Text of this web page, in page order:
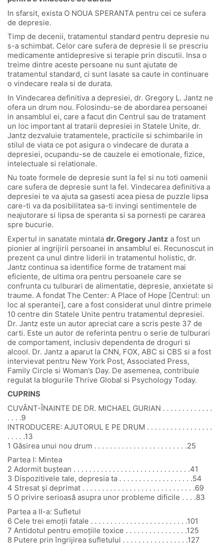
In sfarsit, exista O NOUA SPERANTA pentru cei ce sufera
de depresie.
Timp de decenii, tratamentul standard pentru depresie nu
s-a schimbat. Celor care sufera de depresie li se prescriu
medicamente antidepresive si terapie prin discutii. Insa o
treime dintre aceste persoane nu sunt ajutate de
tratamentul standard, ci sunt lasate sa caute in continuare
o vindecare reala si de durata.
In Vindecarea definitiva a depresiei, dr. Gregory L. Jantz ne
ofera un drum nou. Folosindu-se de abordarea persoanei
in ansamblul ei, care a facut din Centrul sau de tratament
un loc important al tratarii depresiei in Statele Unite, dr.
Jantz dezvaluie tratamentele, practicile si schimbarile in
stilul de viata ce pot asigura o vindecare de durata a
depresiei, ocupandu-se de cauzele ei emotionale, fizice,
intelectuale si relationale.
Nu toate formele de depresie sunt la fel si nu toti oamenii
care sufera de depresie sunt la fel. Vindecarea definitiva a
depresiei te va ajuta sa gasesti acea piesa de puzzle lipsa
care-ti va da posibilitatea sa-ti invingi sentimentele de
neajutorare si lipsa de speranta si sa pornesti pe cararea
spre bucurie.
Expertul in sanatate mintala dr. Gregory Jantz a fost un
pionier al ingrijirii persoanei in ansamblul ei. Recunoscut in
prezent ca unul dintre liderii in tratamentul holistic, dr.
Jantz continua sa identifice forme de tratament mai
eficiente, de ultima ora pentru persoanele care se
confrunta cu tulburari de alimentatie, depresie, anxietate si
traume. A fondat The Center: A Place of Hope [Centrul: un
loc al sperantei], care a fost considerat unul dintre primele
10 centre din Statele Unite pentru tratamentul depresiei.
Dr. Jantz este un autor apreciat care a scris peste 37 de
carti. Este un autor de referinta pentru o serie de tulburari
de comportament, inclusiv dependenta de droguri si
alcool. Dr. Jantz a aparut la CNN, FOX, ABC si CBS si a fost
intervievat pentru New York Post, Associated Press,
Family Circle si Woman’s Day. De asemenea, contribuie
regulat la blogurile Thrive Global si Psychology Today.
CUPRINS
CUVÂNT-ÎNAINTE DE DR. MICHAEL GURIAN . . . . . . . . . . . . .
. . . .9
INTRODUCERE: AJUTORUL E PE DRUM . . . . . . . . . . . . . . . . .
. . . . .13
1 Găsirea unui nou drum . . . . . . . . . . . . . . . . . . . . . . . .25
Partea I: Mintea
2 Adormit buștean . . . . . . . . . . . . . . . . . . . . . . . . . . . . . .41
3 Dispozitivele tale, depresia ta . . . . . . . . . . . . . . . . . . .54
4 Stresat și deprimat . . . . . . . . . . . . . . . . . . . . . . . . . . . . .69
5 O privire serioasă asupra unor probleme dificile . . . .83
Partea a II-a: Sufletul
6 Cele trei emoții fatale . . . . . . . . . . . . . . . . . . . . . . . . .101
7 Antidotul pentru emoțiile toxice . . . . . . . . . . . . . . . .125
8 Putere prin îngrijirea sufletului . . . . . . . . . . . . . . . . .127